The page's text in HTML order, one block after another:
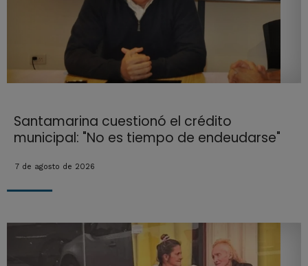
Santamarina cuestionó el crédito
municipal: "No es tiempo de endeudarse"
7 de agosto de 2026